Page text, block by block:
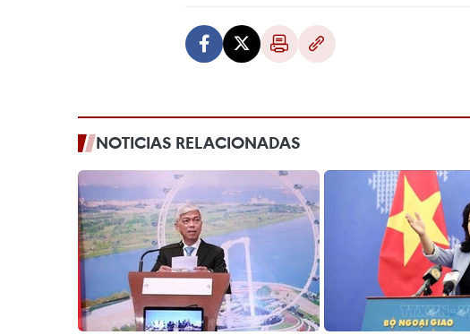
NOTICIAS RELACIONADAS